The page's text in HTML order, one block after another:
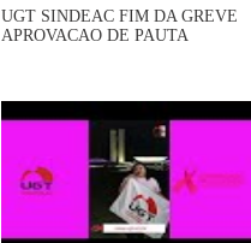
UGT SINDEAC FIM DA GREVE
APROVACAO DE PAUTA